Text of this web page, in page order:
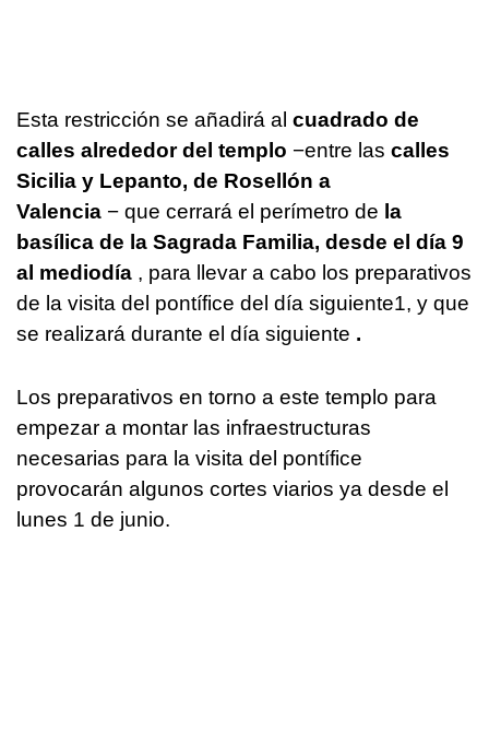
Esta restricción se añadirá al cuadrado de
calles alrededor del templo −entre las calles
Sicilia y Lepanto, de Rosellón a
Valencia − que cerrará el perímetro de la
basílica de la Sagrada Familia, desde el día 9
al mediodía , para llevar a cabo los preparativos
de la visita del pontífice del día siguiente1, y que
se realizará durante el día siguiente .
Los preparativos en torno a este templo para
empezar a montar las infraestructuras
necesarias para la visita del pontífice
provocarán algunos cortes viarios ya desde el
lunes 1 de junio.